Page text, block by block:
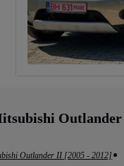
Outlander
Outlander II [2005 - 2012]